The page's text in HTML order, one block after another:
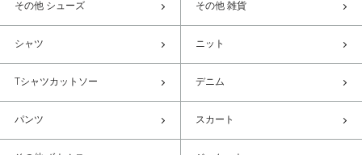
その他 シューズ その他 雑貨
シャツ ニット
Tシャツカットソー デニム
パンツ スカート